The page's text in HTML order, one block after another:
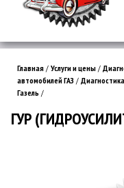
Главная / Услуги и цены /
автомобилей ГАЗ /
Газель /
ГУР